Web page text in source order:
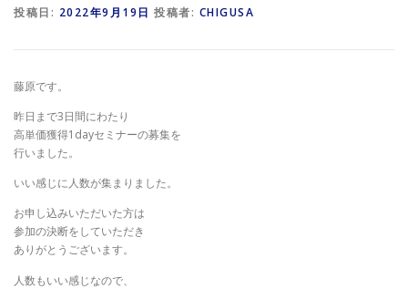
投稿日: 2022年9月19日 投稿者: CHIGUSA
藤原です。
昨日まで3日間にわたり
高単価獲得1dayセミナーの募集を
行いました。
いい感じに人数が集まりました。
お申し込みいただいた方は
参加の決断をしていただき
ありがとうございます。
人数もいい感じなので、